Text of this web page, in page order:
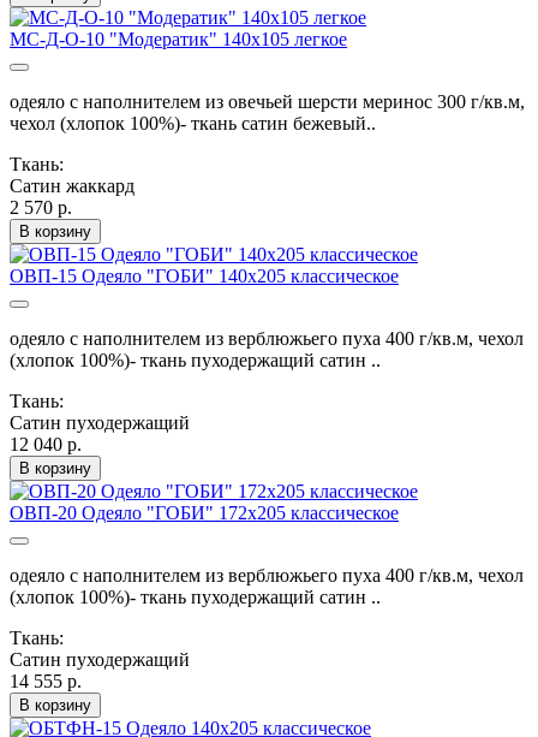
МС-Д-О-10 "Модератик" 140х105 легкое
одеяло с наполнителем из овечьей шерсти меринос 300 г/кв.м,
чехол (хлопок 100%)- ткань сатин бежевый..
Ткань:
Сатин жаккард
2 570 р.
В корзину
ОВП-15 Одеяло "ГОБИ" 140х205 классическое
одеяло с наполнителем из верблюжьего пуха 400 г/кв.м, чехол
(хлопок 100%)- ткань пуходержащий сатин ..
Ткань:
Сатин пуходержащий
12 040 р.
В корзину
ОВП-20 Одеяло "ГОБИ" 172х205 классическое
одеяло с наполнителем из верблюжьего пуха 400 г/кв.м, чехол
(хлопок 100%)- ткань пуходержащий сатин ..
Ткань:
Сатин пуходержащий
14 555 р.
В корзину